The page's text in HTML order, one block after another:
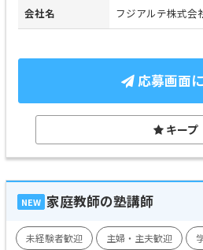
会社名 フジアルテ株式会
応募画面
キープ
NEW 家庭教師の塾講師
未経験者歓迎 主婦・主夫歓迎